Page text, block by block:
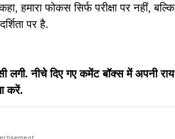
हमारा फोकस सिर्फ परीक्षा पर नहीं, बल्कि
पर है.
नीचे दिए गए कमेंट बॉक्स में अपनी राय
करें.